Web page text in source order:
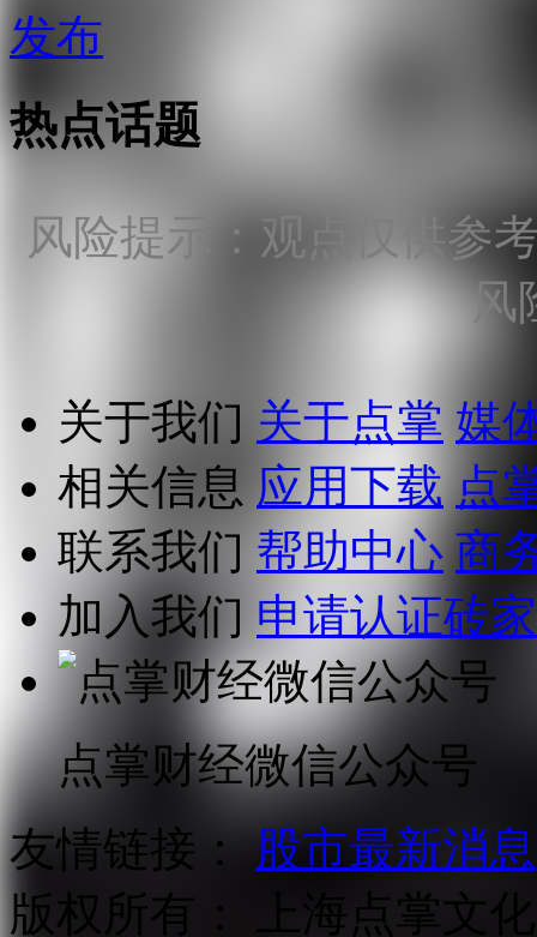
发布
热点话题
风险提示：观点仅供参
风
关于我们 关于点掌 媒
相关信息 应用下载 点
联系我们 帮助中心 商
加入我们 申请认证砖家
点掌财经微信公众号
友情链接：
股市最新消息
版权所有：